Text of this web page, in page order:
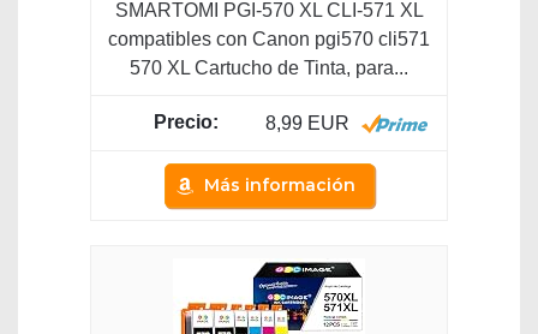
SMARTOMI PGI-570 XL CLI-571 XL
compatibles con Canon pgi570 cli571
570 XL Cartucho de Tinta, para...
8,99 EUR
Más información